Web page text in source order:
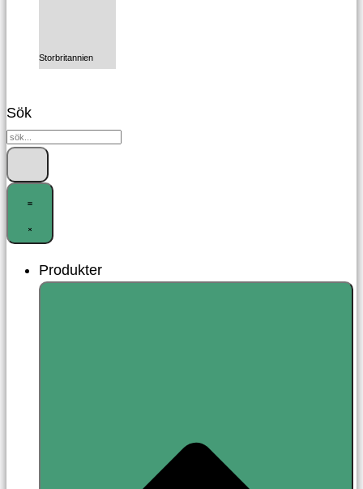
Storbritannien
Sök
Produkter